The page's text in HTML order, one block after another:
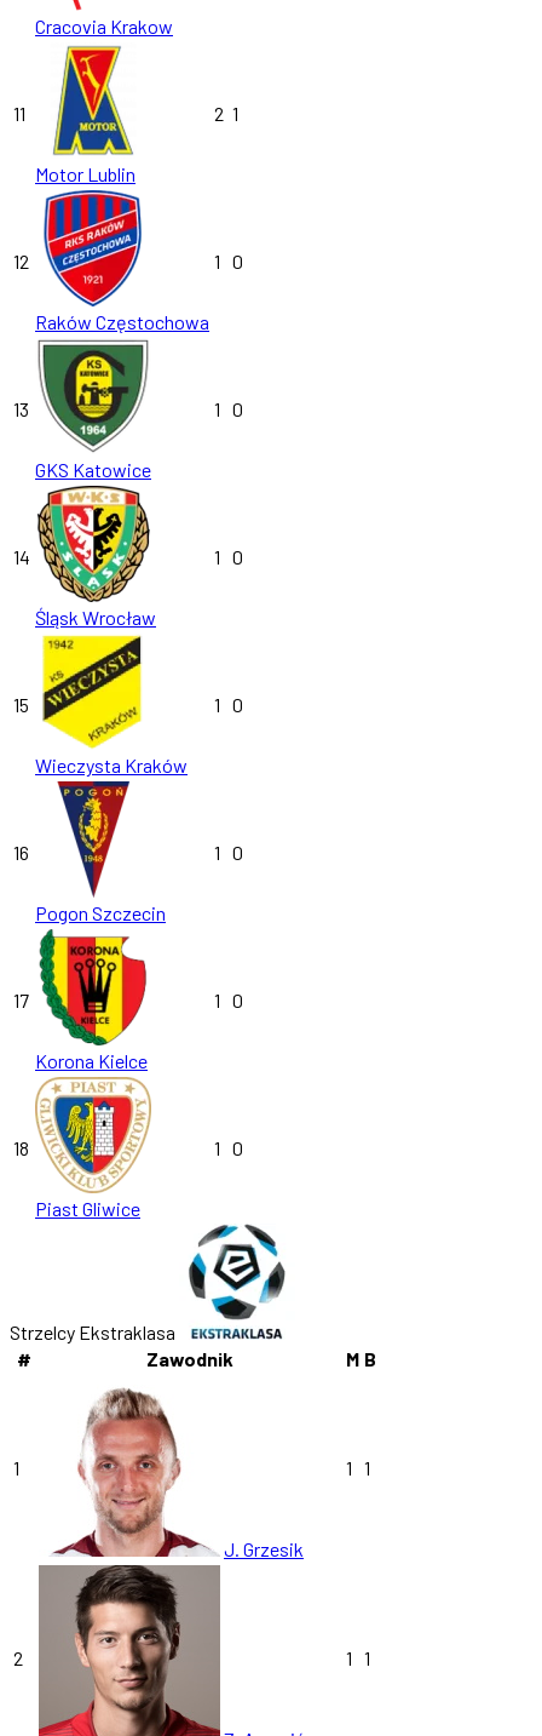
Cracovia Krakow
11
Motor Lublin
2 1
12
Raków Częstochowa
1 0
13
GKS Katowice
1 0
14
Śląsk Wrocław
1 0
15
Wieczysta Kraków
1 0
16
Pogon Szczecin
1 0
17
Korona Kielce
1 0
18
Piast Gliwice
1 0
Strzelcy Ekstraklasa
#
Zawodnik M B
1
J. Grzesik
1 1
2 1 1